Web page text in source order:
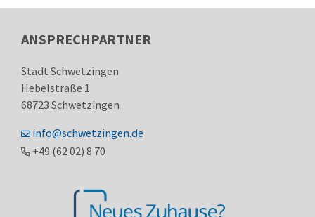
ANSPRECHPARTNER
Stadt Schwetzingen
Hebelstraße 1
68723 Schwetzingen
info@schwetzingen.de
+49 (6202) 8 70